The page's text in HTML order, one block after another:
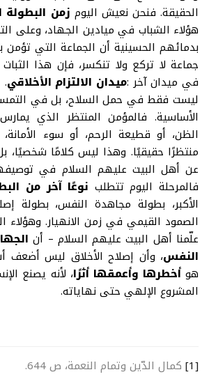
الحقيقة. فنحن نعيش اليوم زمن البطولة
هؤلاء الشباب في ميادين الجهاد، وعلى
بدمائهم الحسينية أن الجماعة التي تؤمن
جماعة لا تركع ولا تنكسر، فإن هذا
في ميدان آخر :ميدان الالتزام الأخلاقي.
ليست فقط في حمل السلاح، بل في التمسك
الأساسية. فالمؤمن المنتظر الذي
الظن، أو قطيعة الرحم، أو سوء
منتظرًا حقيقيًا. وهذا ليس كلامًا
عن أهل البيت عليهم السلام في
فالمرحلة اليوم تتطلب نوعًا آخر من
الأكبر، بطولة مجاهدة النفس، بطولة
الصمود القيمي في زمن الانهيار. وهؤلاء
علّمنا أهل البيت عليهم السلام – أن
النفس، وأن إصلاح الأخلاق ليس أضعف
هوأخطرها وأعمقها أثرًا، لأنه يصنع
المشروع الإلهي حتى نهاياته.
[1] كمال الدّين وتمام النعمة، ص 644
.